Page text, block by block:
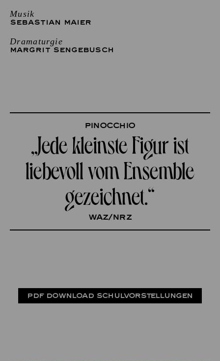
Musik
SEBASTIAN MAIER
Dramaturgie
MARGRIT SENGEBUSCH
Pinocchio
„Jede kleinste Figur ist
liebevoll vom Ensemble
gezeichnet.“
waz/Nrz
PDF DOWNLOAD SCHULVORSTELLUNGEN